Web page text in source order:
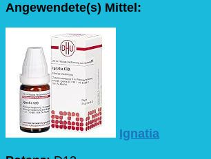
Angewendete(s) Mittel:
Ignatia